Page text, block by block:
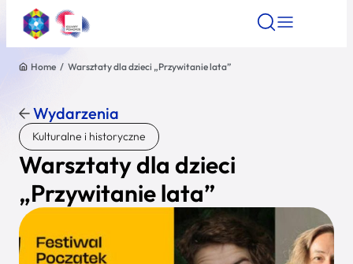
Znajdź atrakcję
Nazwa atrakcji
Miasto
Home / Warsztaty dla dzieci „Przywitanie lata”
Wydarzenia
Kulturalne i historyczne
Warsztaty dla dzieci
„Przywitanie lata”